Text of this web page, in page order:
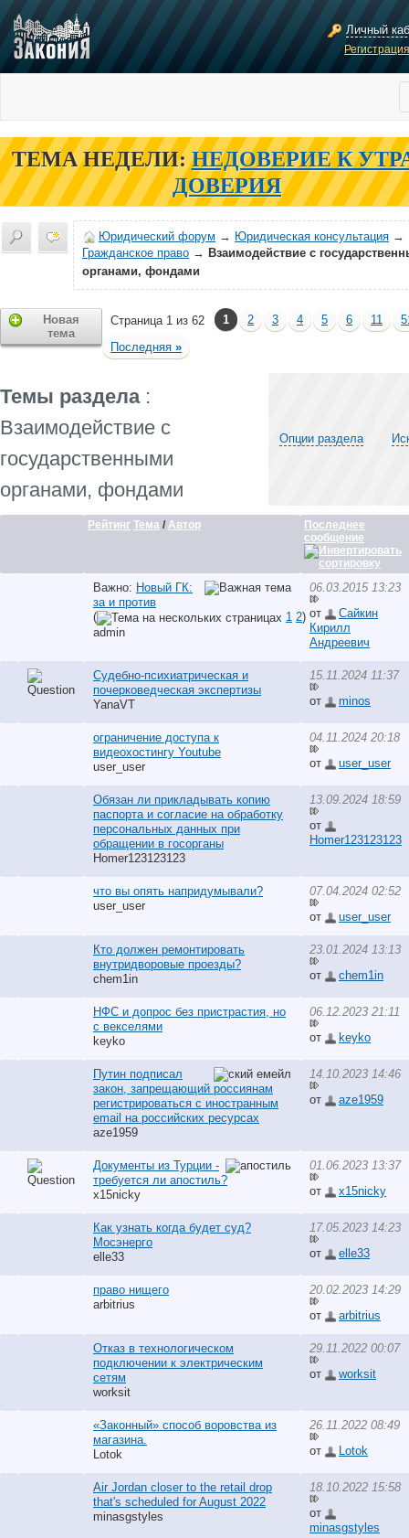
Личный
ТЕМА НЕДЕЛИ: НЕДОВЕРИЕ К
ДОВЕРИЯ
Юридический форум → Юридическая консультация →
Гражданское право → Взаимодействие с
органами, фондами
Новая
тема
Страница 1 из 62 1 2 3 4 5 6 11
Последняя »
Темы раздела:
Взаимодействие с
государственными
органами, фондами
Опции раздела
Рейтинг Тема / Автор
Последнее
сообщение
Важно: Новый ГК:
за и против
(
1 2)
аdmin
06.03.2015 13:23
от
Сайкин
Кирилл
Андреевич
Судебно-психиатрическая и
почерковедческая экспертизы
YanaVT
15.11.2024 11:37
от
minos
ограничение доступа к
видеохостингу Youtube
user_user
04.11.2024 20:18
от
user_user
Обязан ли прикладывать копию
паспорта и согласие на обработку
персональных данных при
обращении в госорганы
Homer123123123
13.09.2024 18:59
от
Homer123123123
что вы опять напридумывали?
user_user
07.04.2024 02:52
от
user_user
Кто должен ремонтировать
внутридворовые проезды?
chem1in
23.01.2024 13:13
от
chem1in
НФС и допрос без пристрастия, но
с векселями
keyko
06.12.2023 21:11
от
keyko
Путин подписал
закон, запрещающий россиянам
регистрироваться с иностранным
email на российских ресурсах
aze1959
14.10.2023 14:46
от
aze1959
Документы из Турции -
требуется ли апостиль?
x15nicky
01.06.2023 13:37
от
x15nicky
Как узнать когда будет суд?
Мосэнерго
elle33
17.05.2023 14:23
от
elle33
право нищего
arbitrius
20.02.2023 14:29
от
arbitrius
Отказ в технологическом
подключении к электрическим
сетям
worksit
29.11.2022 00:07
от
worksit
«Законный» способ воровства из
магазина.
Lotok
26.11.2022 08:49
от
Lotok
Air Jordan closer to the retail drop
that's scheduled for August 2022
minasgstyles
18.10.2022 15:58
от
minasgstyles